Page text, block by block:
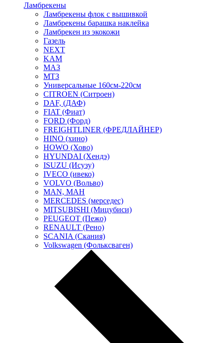
Ламбрекены
Ламбрекены флок с вышивкой
Ламбрекены барашка наклейка
Ламбрекен из экокожи
Газель
NEXT
KAM
МАЗ
МТЗ
Универсальные 160см-220см
CITROEN (Ситроен)
DAF, (ДАФ)
FIAT (Фиат)
FORD (Форд)
FREIGHTLINER (ФРЕДЛАЙНЕР)
HINO (хино)
HOWO (Хово)
HYUNDAI (Хендэ)
ISUZU (Исузу)
IVECO (ивеко)
VOLVO (Вольво)
MAN, МАН
MERCEDES (мерседес)
MITSUBISHI (Мицубиси)
PEUGEOT (Пежо)
RENAULT (Рено)
SCANIA (Скания)
Volkswagen (Фольксваген)